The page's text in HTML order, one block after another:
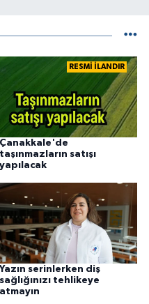
RESMİ İLANDIR
Çanakkale'de
taşınmazların satışı
yapılacak
Yazın serinlerken diş
sağlığınızı tehlikeye
atmayın